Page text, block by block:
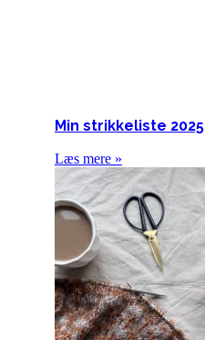
Min strikkeliste 2025
Læs mere »